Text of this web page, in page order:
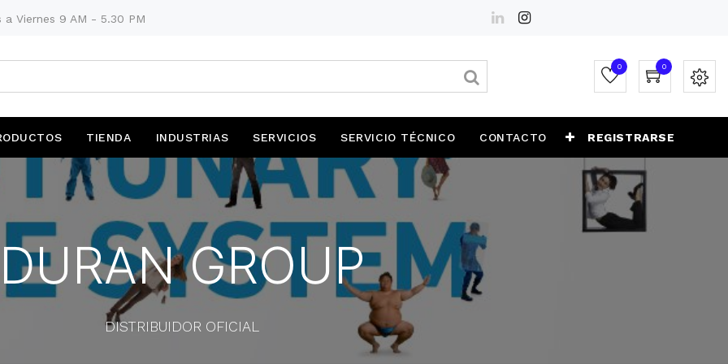
a Viernes 9 AM - 5.30 PM
0 0
TIENDA INDUSTRIAS SERVICIOS SERVICIO TÉCNICO CONTACTO REGISTRARSE
DURAN GROUP
DISTRIBUIDOR OFICIAL